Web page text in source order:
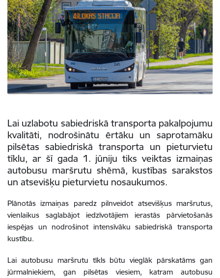
Lai uzlabotu sabiedriskā transporta pakalpojumu
kvalitāti, nodrošinātu ērtāku un saprotamāku
pilsētas sabiedriskā transporta un pieturvietu
tīklu, ar šī gada 1. jūniju tiks veiktas izmaiņas
autobusu maršrutu shēmā, kustības sarakstos
un atsevišķu pieturvietu nosaukumos.
Plānotās izmaiņas paredz pilnveidot atsevišķus maršrutus,
vienlaikus saglabājot iedzīvotājiem ierastās pārvietošanās
iespējas un nodrošinot intensīvāku sabiedriskā transporta
kustību.
Lai autobusu maršrutu tīkls būtu vieglāk pārskatāms gan
jūrmalniekiem, gan pilsētas viesiem, katram autobusu